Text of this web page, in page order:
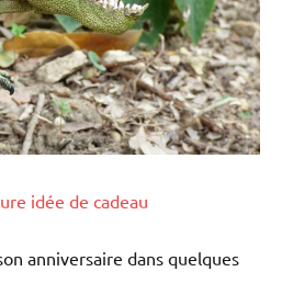
idée de cadeau
anniversaire dans quelques